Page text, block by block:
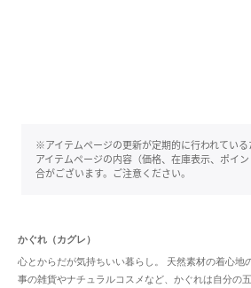
※アイテムページの更新が定期的に行われてい
アイテムページの内容（価格、在庫表示、ポイ
合がございます。ご注意ください。
かぐれ（カグレ）
心とからだが気持ちいい暮らし。 天然素材の着心地
事の雑貨やナチュラルコスメなど、かぐれは自分の